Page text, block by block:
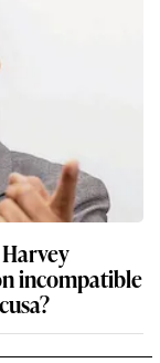
incompatible